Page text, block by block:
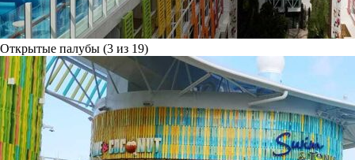
Открытые палубы (3 из 19)